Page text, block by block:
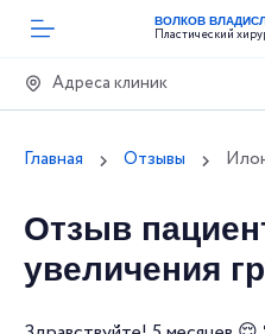
ВОЛКОВ
Пластический
Адреса клиник
Главная Отзывы
Отзыв
увеличения